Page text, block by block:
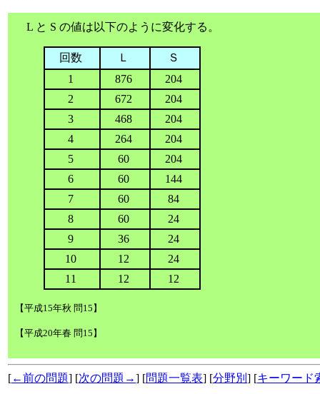
L と S の値は以下のように変化する。
回数 Ｌ
Ｓ
1
876
204
2
672
204
3
468
204
4
264
204
5
60
204
6
60
144
7
60
84
8
60
24
9
36
24
10
12
24
11
12 12
【平成15年秋 問15】
【平成20年春 問15】
[←前の問題] [次の問題→] [問題一覧表] [分野別 ] [キーワード